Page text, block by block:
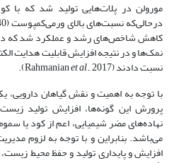
مورولن در پلات‌هایی تولید شد که با
کاهش شاخص‌های رشد و عملکرد شد که
نسبت دادند (Rahmanian et al., 2017).
با توجه به اهمیت و نقش گیاهان دارویی،
پرورش این گونه‌ها، افزایش تولید
نهاده‌های مضر شیمیایی، اعم از کود یا
می‌باشد. بنابراین و با توجه به لزوم
افزایش و پایداری تولید و حفظ محیط